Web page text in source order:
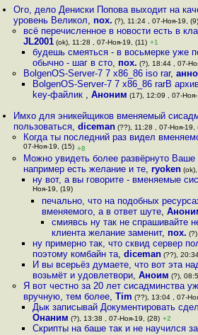
Ого, дело Дениски Попова выходит на
уровень Великол,nox. (?), 11:24 , 07-Ноя-19, (9)
всё перечисленное в новости есть в
JL2001(ok), 11:28 , 07-Ноя-19, (11) +1
будешь смеяться - в восьмерке уже
обычно - шаг в сто, пох. (?), 18:44 , 07-
BolgenOS-Server-7 7 x86_86 iso rar,
BolgenOS-Server-7 7 x86_86 rarВ
key-файлик , Аноним (17), 12:09 , 07-
Имхо для эникейщиков вменяемый
пользоваться,diceman (??), 11:28 , 07-Ноя-19,
Когда ты последний раз видел
07-Ноя-19, (15) +8
Можно увидеть более развёрнуто
например есть желание и те, ryoken(ok),
ну вот, а вы говорите - вменяемые
Ноя-19, (19)
печально, что на подобных
вменяемого, а в ответ шуте,
смиявсь ну так не спрашивайте
клиента желание заменит, пох.
ну примерно так, что сквид сервер
поэтому комбайн та, diceman(??),
И вы всерьёз думаете, что вот эта
возьмёт и удовлетвори, Аноим (?),
Я вот честно за 20 лет сисадминства
вручную, тем более, Tim (??), 13:04 , 07-
Дык записывай Документировать
Онаним (?), 13:38 , 07-Ноя-19, (28) +2
Скрипты на баше так и не научился